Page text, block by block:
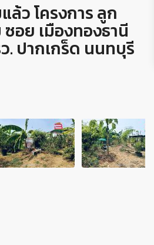
ล้ว โครงการ ลูก
อย เมืองทองธานี
. ปากเกร็ด นนทบุรี